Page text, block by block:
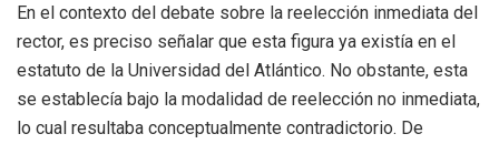
En el contexto del debate sobre la reelección inmediata del
rector, es preciso señalar que esta figura ya existía en el
estatuto de la Universidad del Atlántico. No obstante, esta
se establecía bajo la modalidad de reelección no inmediata,
lo cual resultaba conceptualmente contradictorio. De